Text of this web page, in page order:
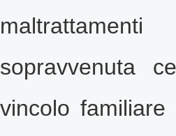
sopravvenuta
vincolo familiare